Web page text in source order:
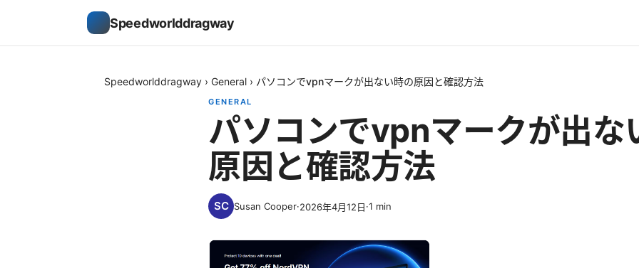
Speedworlddragway
Speedworlddragway › General › パソコンでvpnマークが出ない時の原因と確認方法
GENERAL
パソコンでvpnマークが出な
原因と確認方法
Susan Cooper·2026年4月12日·1 min